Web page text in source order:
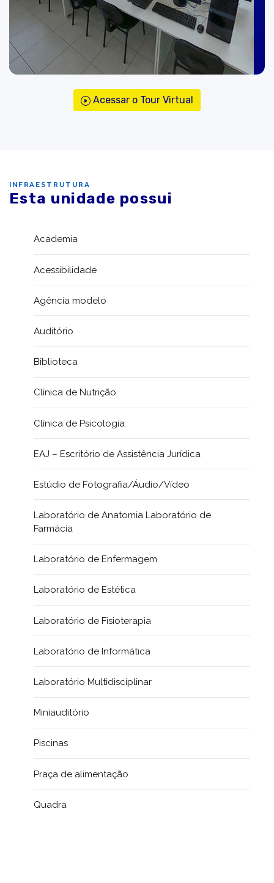
Acessar o Tour Virtual
INFRAESTRUTURA
Esta unidade possui
Academia
Acessibilidade
Agência modelo
Auditório
Biblioteca
Clínica de Nutrição
Clínica de Psicologia
EAJ – Escritório de Assistência Jurídica
Estúdio de Fotografia/Áudio/Vídeo
Laboratório de Anatomia Laboratório de
Farmácia
Laboratório de Enfermagem
Laboratório de Estética
Laboratório de Fisioterapia
Laboratório de Informática
Laboratório Multidisciplinar
Miniauditório
Piscinas
Praça de alimentação
Quadra